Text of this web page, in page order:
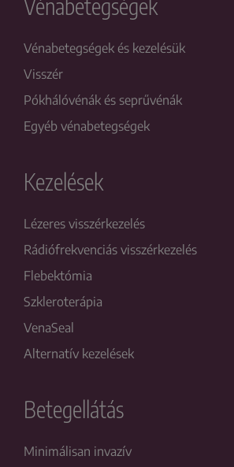
Vénabetegségek
Vénabetegségek és kezelésük
Visszér
Pókhálóvénák és seprűvénák
Egyéb vénabetegségek
Kezelések
Lézeres visszérkezelés
Rádiófrekvenciás visszérkezelés
Flebektómia
Szkleroterápia
VenaSeal
Alternatív kezelések
Betegellátás
Minimálisan invazív